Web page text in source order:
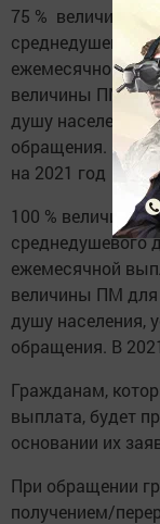
75 % величины
среднедушевого
ежемесячной
величины ПМ для
душу населения,
обращения. В
на 2021 год –9
100 % величины
среднедушевого
ежемесячной
величины ПМ для
душу населения,
обращения. В
Гражданам,
выплата, будет
основании их
При обращении
получением/